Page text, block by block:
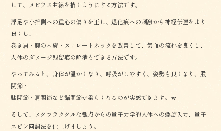
して、メビウス曲線を描くようにする方法です。
浮足や小指側への重心の偏りを正し、退化痕への刺激から神経伝達をより
良くし、
巻き肩・腕の内旋・ストレートネックを改善して、気血の流れを良くし、
人体のダメージ残留痕の解消もできる方法です。
やってみると、身体が温かくなり、呼吸がしやすく、姿勢も良くなり、股
関節・
膝関節・肩関節など諸関節が柔らくなるのが実感できます。ｗ
そして、メタフラクタルな観点からの量子力学的人体への螺旋入力、量子
スピン同調法を仕上げましょう。